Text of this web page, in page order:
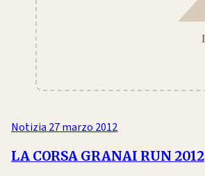
Notizia27 marzo 2012
LA CORSA GRANAI RUN 2012